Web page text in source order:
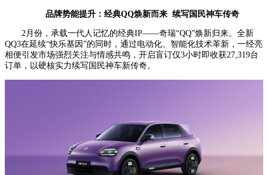
品牌势能提升：经典QQ焕新而来 续写国民神车传奇
2月份，承载一代人记忆的经典IP——奇瑞“QQ”焕新归来。全新
QQ3在延续“快乐基因”的同时，通过电动化、智能化技术革新，一经亮
相便引发市场强烈关注与情感共鸣，开启盲订仅3小时即收获27,319台
订单，以硬核实力续写国民神车新传奇。